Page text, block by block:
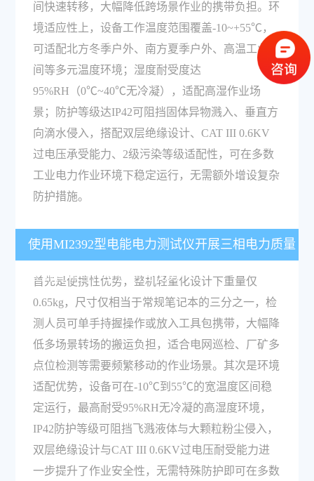
间快速转移，大幅降低跨场景作业的携带负担。环
境适应性上，设备工作温度范围覆盖-10~+55℃，
可适配北方冬季户外、南方夏季户外、高温工业车
间等多元温度环境；湿度耐受度达
95%RH（0℃~40℃无冷凝），适配高湿作业场
景；防护等级达IP42可阻挡固体异物溅入、垂直方
向滴水侵入，搭配双层绝缘设计、CAT III 0.6KV
过电压承受能力、2级污染等级适配性，可在多数
工业电力作业环境下稳定运行，无需额外增设复杂
防护措施。
使用MI2392型电能电力测试仪开展三相电力质量
检测有哪些作业便利性优势？
首先是便携性优势，整机轻量化设计下重量仅
0.65kg，尺寸仅相当于常规笔记本的三分之一，检
测人员可单手持握操作或放入工具包携带，大幅降
低多场景转场的搬运负担，适合电网巡检、厂矿多
点位检测等需要频繁移动的作业场景。其次是环境
适配优势，设备可在-10℃到55℃的宽温度区间稳
定运行，最高耐受95%RH无冷凝的高湿度环境，
IP42防护等级可阻挡飞溅液体与大颗粒粉尘侵入，
双层绝缘设计与CAT III 0.6KV过电压耐受能力进
一步提升了作业安全性，无需特殊防护即可在多数